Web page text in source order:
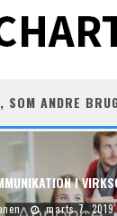
SOM ANDRE
I
marts 7, 2019